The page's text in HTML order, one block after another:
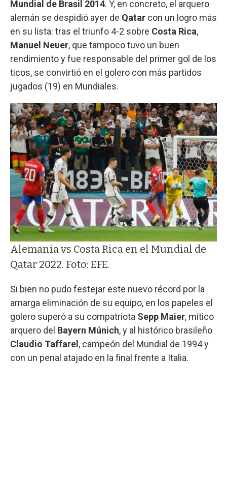
Mundial de Brasil 2014. Y, en concreto, el arquero
alemán se despidió ayer de Qatar con un logro más
en su lista: tras el triunfo 4-2 sobre Costa Rica,
Manuel Neuer, que tampoco tuvo un buen
rendimiento y fue responsable del primer gol de los
ticos, se convirtió en el golero con más partidos
jugados (19) en Mundiales.
Alemania vs Costa Rica en el Mundial de
Qatar 2022. Foto: EFE.
Si bien no pudo festejar este nuevo récord por la
amarga eliminación de su equipo, en los papeles el
golero superó a su compatriota Sepp Maier, mítico
arquero del Bayern Múnich, y al histórico brasileño
Claudio Taffarel , campeón del Mundial de 1994 y
con un penal atajado en la final frente a Italia.